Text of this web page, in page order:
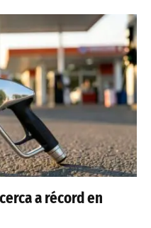
a récord en